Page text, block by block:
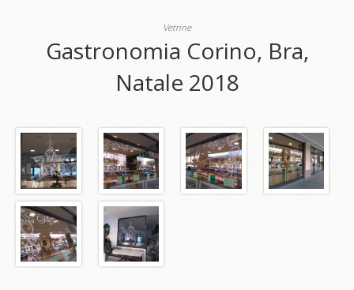
Vetrine
Gastronomia Corino, Bra,
Natale 2018